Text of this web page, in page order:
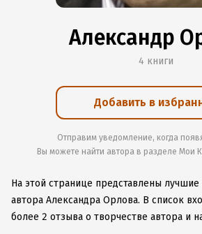
Александр
4 книги
Добавить в
Отправим уведомление, когда
Вы можете найти автора в разделе Мои
На этой странице представлены
автора Александра Орлова. В список
более 2 отзыва о творчестве автора и